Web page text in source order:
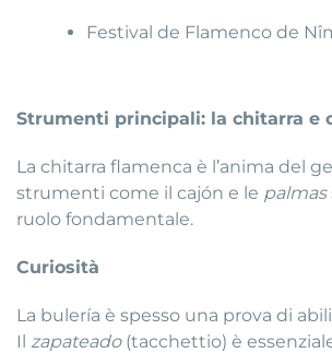
Festival de Flamenco de
Strumenti principali: la chitarra e
La chitarra flamenca è l’anima del
strumenti come il cajón e le palmas
ruolo fondamentale.
Curiosità
La bulería è spesso una prova di
Il zapateado(tacchettio) è